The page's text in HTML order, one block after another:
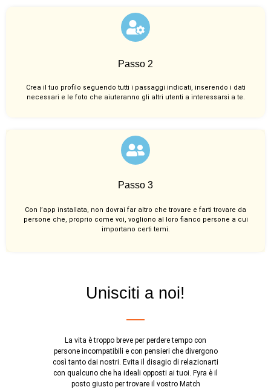
Passo 2
Crea il tuo profilo seguendo tutti i passaggi indicati, inserendo i dati
necessari e le foto che aiuteranno gli altri utenti a interessarsi a te.
Passo 3
Con l’app installata, non dovrai far altro che trovare e farti trovare da
persone che, proprio come voi, vogliono al loro fianco persone a cui
importano certi temi.
Unisciti a noi!
La vita è troppo breve per perdere tempo con
persone incompatibili e con pensieri che divergono
così tanto dai nostri. Evita il disagio di relazionarti
con qualcuno che ha ideali opposti ai tuoi. Fyra è il
posto giusto per trovare il vostro Match